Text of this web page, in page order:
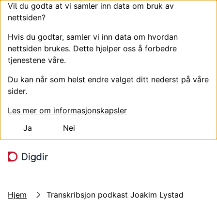
Vil du godta at vi samler inn data om bruk av
nettsiden?
Hvis du godtar, samler vi inn data om hvordan
nettsiden brukes. Dette hjelper oss å forbedre
tjenestene våre.
Du kan når som helst endre valget ditt nederst på våre
sider.
Les mer om informasjonskapsler
Ja
Nei
Hjem
Transkribsjon podkast Joakim Lystad